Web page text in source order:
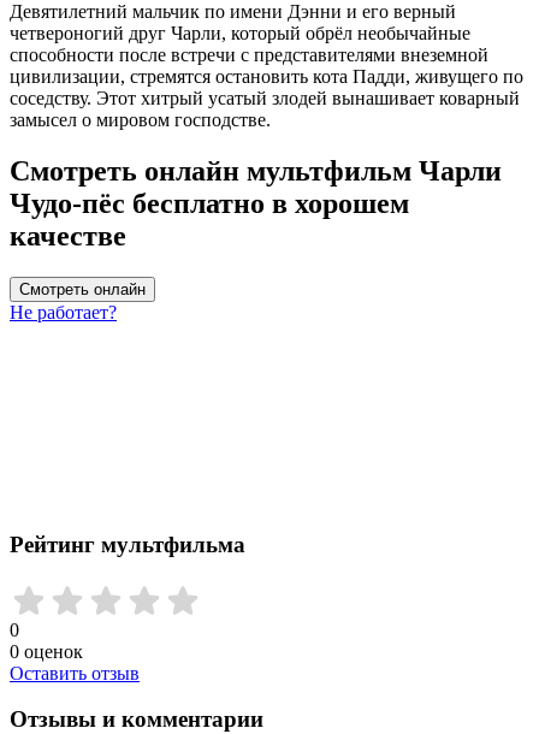
Девятилетний мальчик по имени Дэнни и его верный
четвероногий друг Чарли, который обрёл необычайные
способности после встречи с представителями внеземной
цивилизации, стремятся остановить кота Падди, живущего по
соседству. Этот хитрый усатый злодей вынашивает коварный
замысел о мировом господстве.
Смотреть онлайн мультфильм Чарли
Чудо-пёс бесплатно в хорошем
качестве
Смотреть онлайн
Не работает?
Рейтинг мультфильма
0
0 оценок
Оставить отзыв
Отзывы и комментарии